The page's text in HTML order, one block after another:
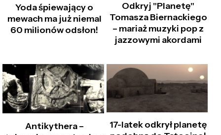
Yoda śpiewający o
mewach ma już niemal
60 milionów odsłon!
Odkryj "Planetę"
Tomasza Biernackiego
– mariaż muzyki pop z
jazzowymi akordami
Antikythera –
17-latek odkrył planetę